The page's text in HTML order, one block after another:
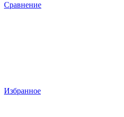
Сравнение
Избранное